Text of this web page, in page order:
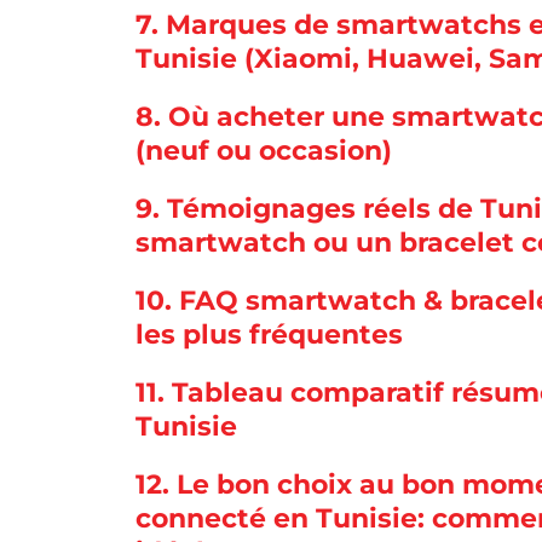
7. Marques de smartwatchs
Tunisie (Xiaomi, Huawei,
8. Où acheter une
(neuf ou occasion)
9. Témoignages réels de
smartwatch ou un bracelet
10. FAQ smartwatch &
les plus fréquentes
11. Tableau comparatif
Tunisie
12. Le bon choix au bon
connecté en Tunisie: